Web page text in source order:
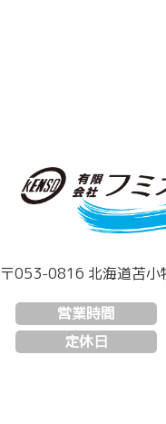
〒053-0816 北海道苫
営業時間
定休日